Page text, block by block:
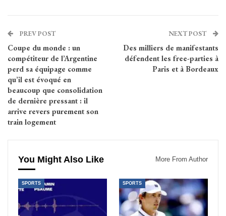
PREV POST
Coupe du monde : un
compétiteur de l’Argentine
perd sa équipage comme
qu’il est évoqué en
beaucoup que consolidation
de dernière pressant : il
arrive revers purement son
train logement
NEXT POST
Des milliers de manifestants
défendent les free-parties à
Paris et à Bordeaux
You Might Also Like More From Author
SPORTS SPORTS